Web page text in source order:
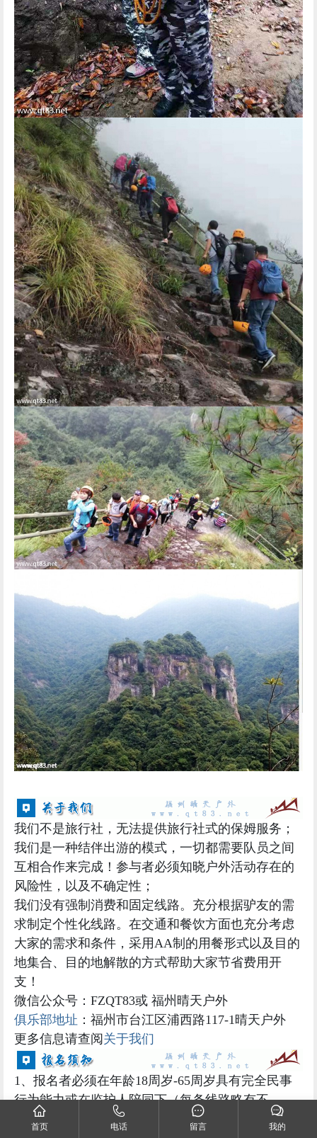
我们不是旅行社，无法提供旅行社式的保姆服务；
我们是一种结伴出游的模式，一切都需要队员之间
互相合作来完成！参与者必须知晓户外活动存在的
我们没有强制消费和固定线路。充分根据驴友的需
求制定个性化线路。在交通和餐饮方面也充分考虑
大家的需求和条件，采用AA制的用餐形式以及目的
地集合、目的地解散的方式帮助大家节省费用开
支！
微信公众号：FZQT83或 福州晴天户外
俱乐部地址：福州市台江区浦西路117-1晴天户外
更多信息请查阅关于我们
1、报名者必须在年龄18周岁-65周岁具有完全民事
行为能力或在监护人陪同下（每条线路略有不
同）；
2、高血压、心脏病等心脑血管疾病患者谢绝参加，
若有其他疾病请在报名前咨询医生与告知领队；
3、参加者不得乱扔垃圾，不破坏自然环境，注意防
火；
4、请报名参加者正确评估活动中存在的危险，选择
首页 电话 留言 我的